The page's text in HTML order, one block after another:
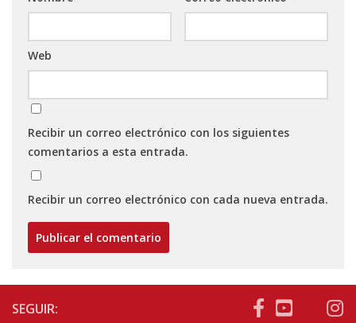
Web
Recibir un correo electrónico con los siguientes
comentarios a esta entrada.
Recibir un correo electrónico con cada nueva entrada.
SEGUIR: